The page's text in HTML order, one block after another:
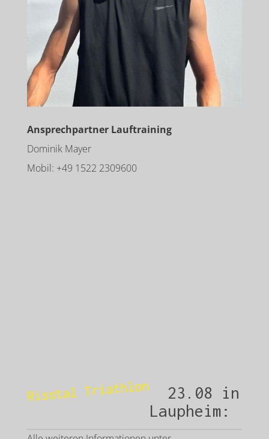
Ansprechpartner Lauftraining
Dominik Mayer
Mobil: +49 1522 2309600
Risstal Triathlon 23.08 in
Laupheim: